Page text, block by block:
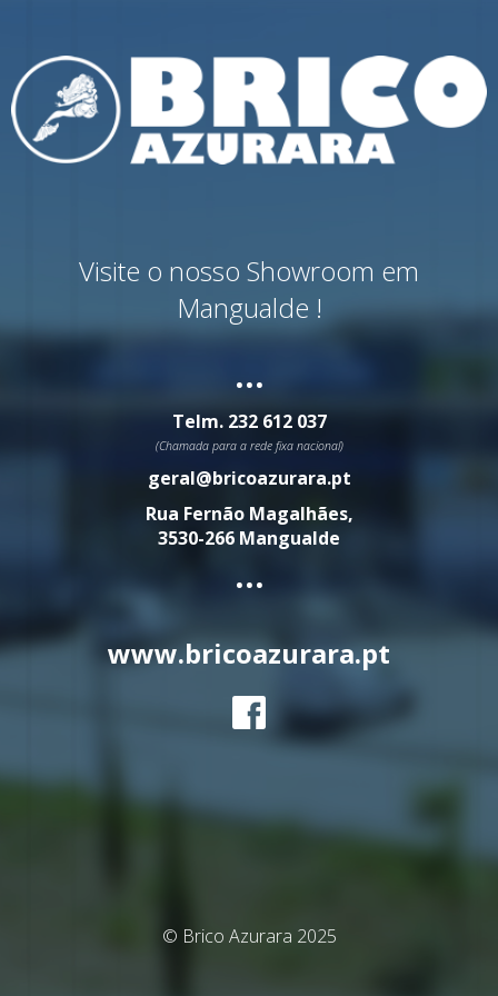
Visite o nosso Showroom em
Mangualde !
...
Telm. 232 612 037
(Chamada para a rede fixa nacional)
geral@bricoazurara.pt
Rua Fernão Magalhães,
3530-266 Mangualde
...
www.bricoazurara.pt
© Brico Azurara 2025